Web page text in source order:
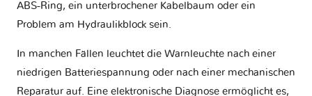
ABS-Ring, ein unterbrochener Kabelbaum oder ein
Problem am Hydraulikblock sein.
In manchen Fällen leuchtet die Warnleuchte nach einer
niedrigen Batteriespannung oder nach einer mechanischen
Reparatur auf. Eine elektronische Diagnose ermöglicht es,